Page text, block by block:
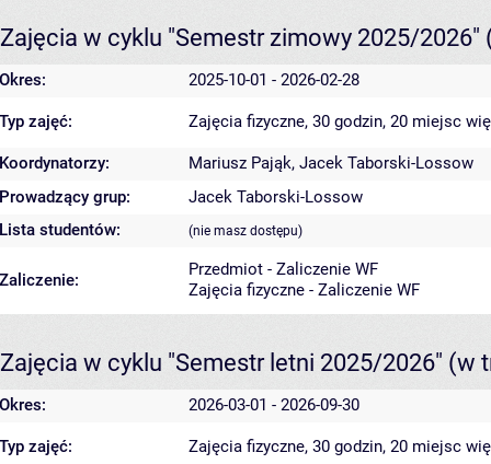
Zajęcia w cyklu "Semestr zimowy 2025/2026"
Okres: 2025-10-01 - 2026-02-28
Typ zajęć: Zajęcia fizyczne, 30 godzin, 20 miejsc
Koordynatorzy: Mariusz Pająk, Jacek Taborski-Lossow
Prowadzący grup:
Jacek Taborski-Lossow
Lista studentów:
(nie masz dostępu)
Zaliczenie:
Przedmiot - Zaliczenie WF
Zajęcia fizyczne - Zaliczenie WF
Zajęcia w cyklu "Semestr letni 2025/2026" (w
Okres: 2026-03-01 - 2026-09-30
Typ zajęć: Zajęcia fizyczne, 30 godzin, 20 miejsc